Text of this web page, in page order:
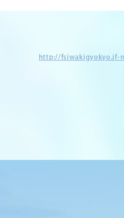
http://fsiwakigyokyo.jf-